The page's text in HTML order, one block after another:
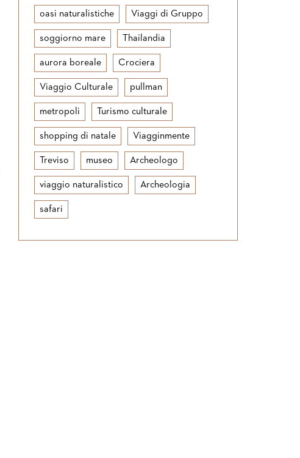
oasi naturalistiche Viaggi di Gruppo
soggiorno mare Thailandia
aurora boreale Crociera
Viaggio Culturale pullman
metropoli Turismo culturale
shopping di natale Viagginmente
Treviso museo Archeologo
viaggio naturalistico Archeologia
safari